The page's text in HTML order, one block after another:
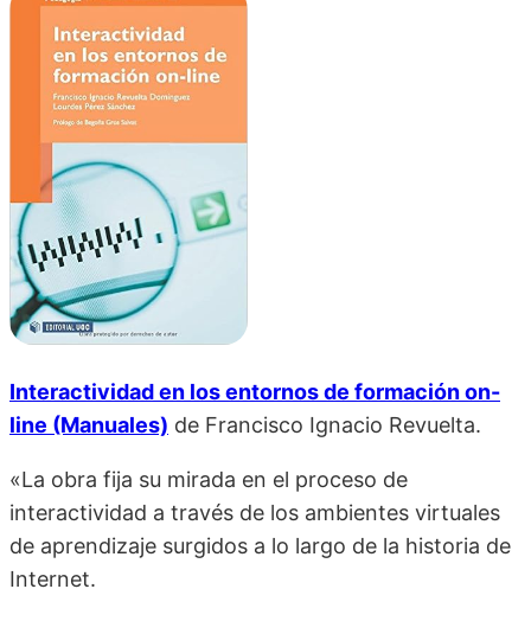
Interactividad en los entornos de formación on-
line (Manuales) de Francisco Ignacio Revuelta.
«La obra fija su mirada en el proceso de
interactividad a través de los ambientes virtuales
de aprendizaje surgidos a lo largo de la historia de
Internet.